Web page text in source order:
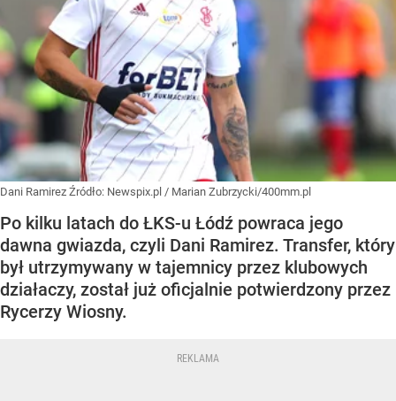
Dani Ramirez Źródło: Newspix.pl / Marian Zubrzycki/400mm.pl
Po kilku latach do ŁKS-u Łódź powraca jego
dawna gwiazda, czyli Dani Ramirez. Transfer, który
był utrzymywany w tajemnicy przez klubowych
działaczy, został już oficjalnie potwierdzony przez
Rycerzy Wiosny.